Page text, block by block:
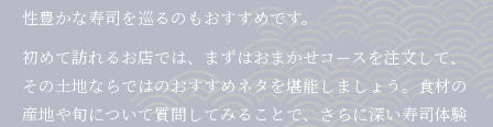
性豊かな寿司を巡るのもおすすめです。
初めて訪れるお店では、まずはおまかせコースを注文して、
その土地ならではのおすすめネタを堪能しましょう。食材の
産地や旬について質問してみることで、さらに深い寿司体験